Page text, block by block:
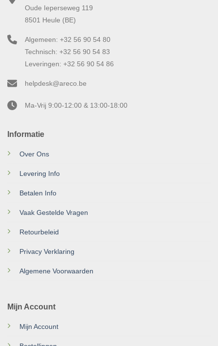
Informatie
Over Ons
Levering Info
Betalen Info
Vaak Gestelde Vragen
Retourbeleid
Privacy Verklaring
Algemene Voorwaarden
Mijn Account
Mijn Account
Oude Ieperseweg 119
8501 Heule (BE)
Algemeen: +32 56 90 54 80
Technisch: +32 56 90 54 83
Leveringen: +32 56 90 54 86
helpdesk@areco.be
Ma-Vrij 9:00-12:00 & 13:00-18:00